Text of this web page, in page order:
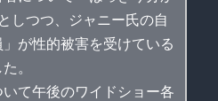
しつつ、ジャニー氏の自
が性的被害を受けている
。
て午後のワイドショー各